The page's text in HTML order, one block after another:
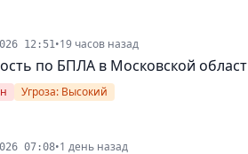
12:51 •19 часов назад
по БПЛА в Московской
Угроза: Высокий
07:08•1 день назад